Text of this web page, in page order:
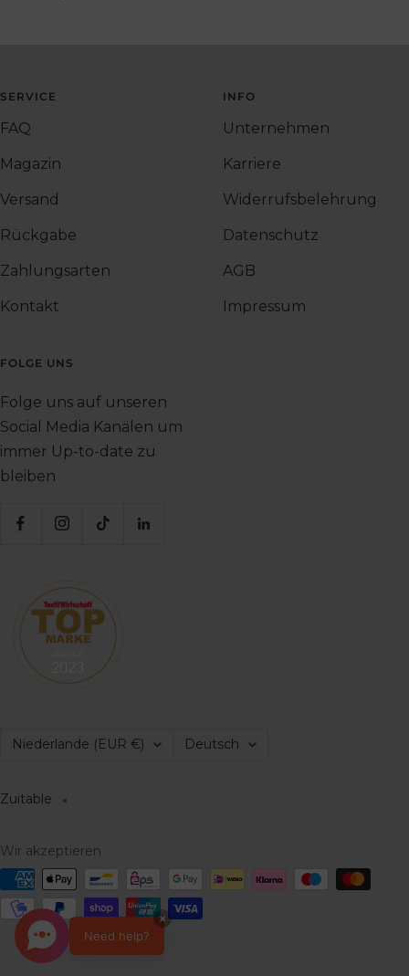
SERVICE
FAQ
Magazin
Versand
Rückgabe
Zahlungsarten
Kontakt
INFO
Unternehmen
Karriere
Widerrufsbelehrung
Datenschutz
AGB
Impressum
FOLGE UNS
Folge uns auf unseren
Social Media Kanälen um
immer Up-to-date zu
bleiben
Land/Region
Niederlande (EUR €) Sprache
Deutsch
Zuitable
Wir akzeptieren
×
Need help?